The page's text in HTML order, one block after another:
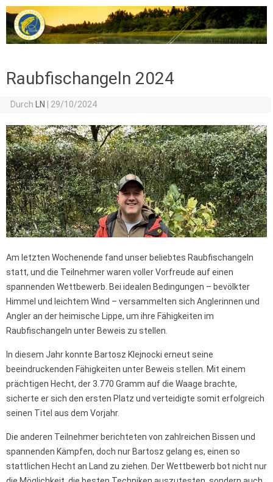
Raubfischangeln 2024
Durch LN 29/10/2024
Am letzten Wochenende fand unser beliebtes Raubfischangeln
statt, und die Teilnehmer waren voller Vorfreude auf einen
spannenden Wettbewerb. Bei idealen Bedingungen – bevölkter
Himmel und leichtem Wind – versammelten sich Anglerinnen und
Angler an der heimische Lippe, um ihre Fähigkeiten im
Raubfischangeln unter Beweis zu stellen.
In diesem Jahr konnte Bartosz Klejnocki erneut seine
beeindruckenden Fähigkeiten unter Beweis stellen. Mit einem
prächtigen Hecht, der 3.770 Gramm auf die Waage brachte,
sicherte er sich den ersten Platz und verteidigte somit erfolgreich
seinen Titel aus dem Vorjahr.
Die anderen Teilnehmer berichteten von zahlreichen Bissen und
spannenden Kämpfen, doch nur Bartosz gelang es, einen so
stattlichen Hecht an Land zu ziehen. Der Wettbewerb bot nicht nur